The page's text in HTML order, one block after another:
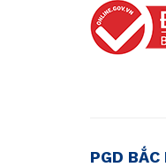
PGD BẮC